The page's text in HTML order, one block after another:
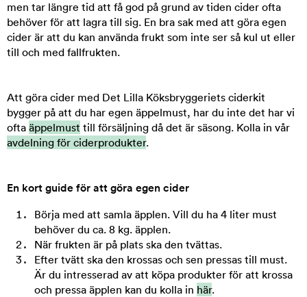
men tar längre tid att få god på grund av tiden cider ofta
behöver för att lagra till sig. En bra sak med att göra egen
cider är att du kan använda frukt som inte ser så kul ut eller
till och med fallfrukten.
Att göra cider med Det Lilla Köksbryggeriets ciderkit
bygger på att du har egen äppelmust, har du inte det har vi
ofta äppelmust till försäljning då det är säsong. Kolla in vår
avdelning för ciderprodukter.
En kort guide för att göra egen cider
Börja med att samla äpplen. Vill du ha 4 liter must
behöver du ca. 8 kg. äpplen.
När frukten är på plats ska den tvättas.
Efter tvätt ska den krossas och sen pressas till must.
Är du intresserad av att köpa produkter för att krossa
och pressa äpplen kan du kolla in här.